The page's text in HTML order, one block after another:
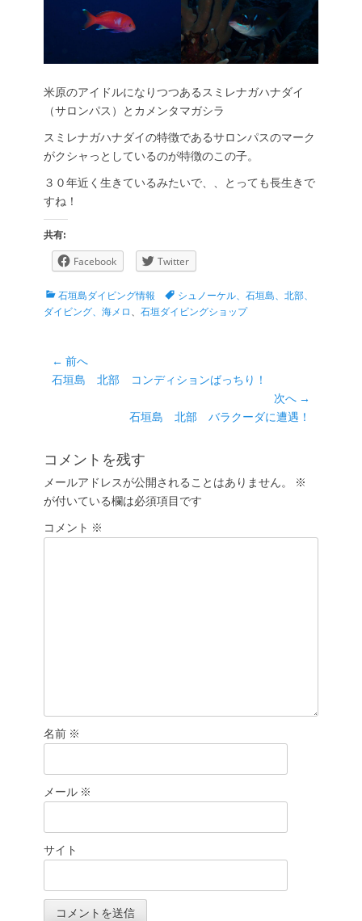
米原のアイドルになりつつあるスミレナガハナダイ
（サロンパス）とカメンタマガシラ
スミレナガハナダイの特徴であるサロンパスのマーク
がクシャっとしているのが特徴のこの子。
３０年近く生きているみたいで、、とっても長生きで
すね！
共有:
Facebook Twitter
カ
テ
石垣島ダイビング情報
タ
グ
シュノーケル、石垣島、北部、
ダイビング、海メロ 、 石垣ダイビングショップ
投
稿
ー
シ
ョ
ン
← 前へ
前
石垣島 北部 コンディションばっちり！
次へ →
投
石垣島 北部 バラクーダに遭遇！
コメントを残す
メールアドレスが公開されることはありません。
※
が付いている欄は必須項目です
コメント ※
名前 ※
メール ※
サイト